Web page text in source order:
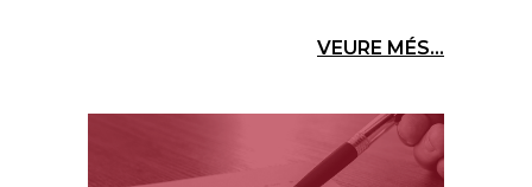
VEURE MÉS...